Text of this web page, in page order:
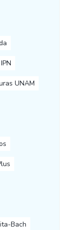
UNAM
Bach